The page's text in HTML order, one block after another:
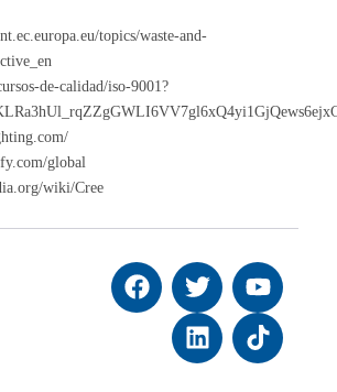
topics/waste-and-
de-calidad/iso-9001?
global
wiki/Cree